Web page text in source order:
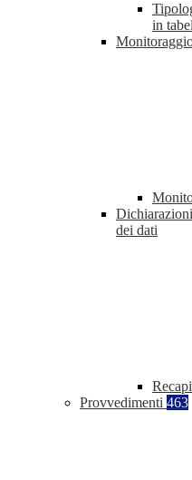
in
dei dati
Provvedimenti 463